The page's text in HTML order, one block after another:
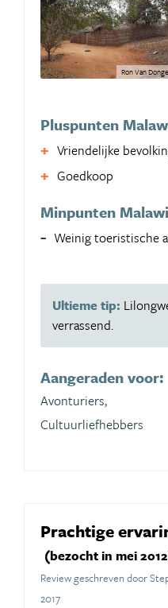
Ron Van
Pluspunten
Vriendelijke
Goedkoop
Minpunten Malawi
Weinig toeristische
Ultieme tip:
verrassend.
Aangeraden voor:
Avonturiers,
Cultuurliefhebbers
Prachtige
(bezocht in mei
Review geschreven door
2017